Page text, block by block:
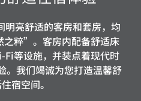
亮舒适的客房和套房，均
之粹”。客房内配备舒适床
Fi等设施，并装点着现代时
。我们竭诚为您打造温馨舒
宿空间。